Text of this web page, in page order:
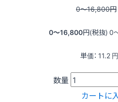
0〜16,800円
0〜16,800円(税抜) 0
単価： 11.2
数量
カートに